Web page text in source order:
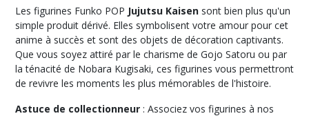
Les figurines Funko POP Jujutsu Kaisen sont bien plus qu'un
simple produit dérivé. Elles symbolisent votre amour pour cet
anime à succès et sont des objets de décoration captivants.
Que vous soyez attiré par le charisme de Gojo Satoru ou par
la ténacité de Nobara Kugisaki, ces figurines vous permettront
de revivre les moments les plus mémorables de l'histoire.
Astuce de collectionneur : Associez vos figurines à nos